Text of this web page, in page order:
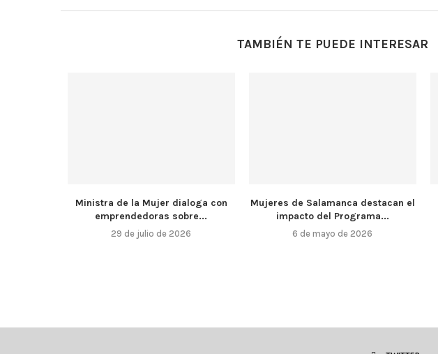
TAMBIÉN TE PUEDE INTERESAR
Ministra de la Mujer dialoga con
emprendedoras sobre...
29 de julio de 2026
Mujeres de Salamanca destacan el
impacto del Programa...
6 de mayo de 2026